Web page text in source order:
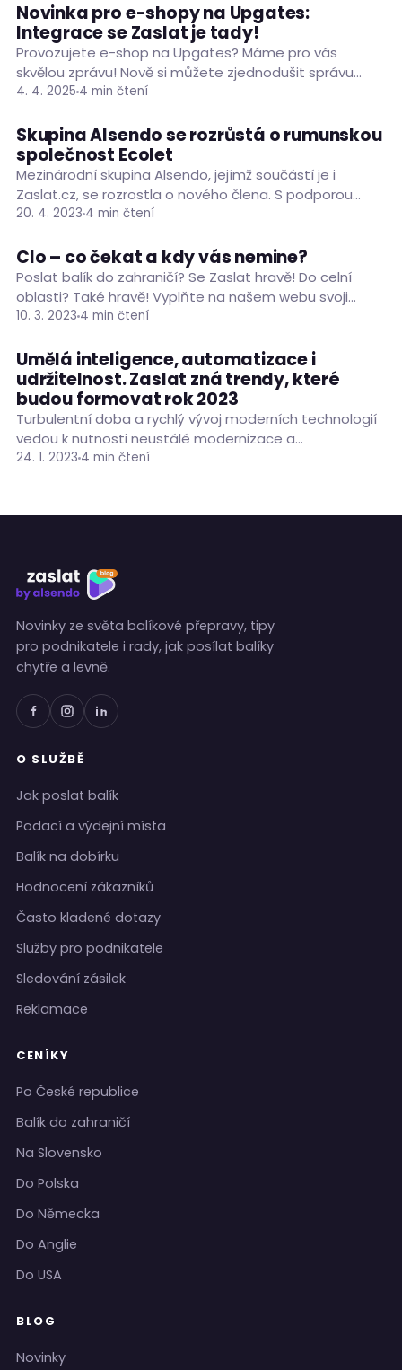
NOVINKY O ZASLAT.CZ PODNIKÁNÍ
Novinka pro e-shopy na Upgates:
Integrace se Zaslat je tady!
Provozujete e-shop na Upgates? Máme pro vás
skvělou zprávu! Nově si můžete zjednodušit správu
logistiky díky doplňku Zaslat, který přímo propojí váš e-
4. 4. 2025 4 min čtení
O ZASLAT.CZ PODNIKÁNÍ
Skupina Alsendo se rozrůstá o rumunskou
společnost Ecolet
Mezinárodní skupina Alsendo, jejímž součástí je i
Zaslat.cz, se rozrostla o nového člena. S podporou
Abris Capital Partners vstoupila do společnosti Ecolet,
20. 4. 2023 4 min čtení
ČLÁNKY O ZASLAT.CZ
Clo – co čekat a kdy vás nemine?
Poslat balík do zahraničí? Se Zaslat hravě! Do celní
oblasti? Také hravě! Vyplňte na našem webu svoji
objednávku přepravy a o vše ostatní se…
10. 3. 2023 4 min čtení
NOVINKY O ZASLAT.CZ
Umělá inteligence, automatizace i
udržitelnost. Zaslat zná trendy, které
budou formovat rok 2023
Turbulentní doba a rychlý vývoj moderních technologií
vedou k nutnosti neustálé modernizace a
implementace nových nástrojů ve všech oblastech
24. 1. 2023 4 min čtení
Novinky ze světa balíkové přepravy, tipy
pro podnikatele i rady, jak posílat balíky
chytře a levně.
O SLUŽBĚ
Jak poslat balík
Podací a výdejní místa
Balík na dobírku
Hodnocení zákazníků
Často kladené dotazy
Služby pro podnikatele
Sledování zásilek
Reklamace
CENÍKY
Po České republice
Balík do zahraničí
Na Slovensko
Do Polska
Do Německa
Do Anglie
Do USA
BLOG
Novinky